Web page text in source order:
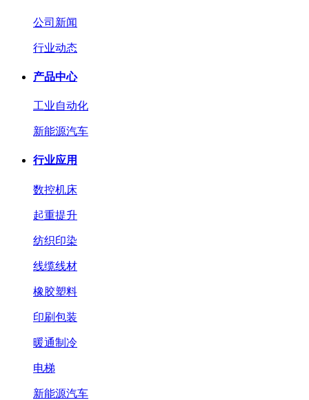
公司新闻
行业动态
产品中心
工业自动化
新能源汽车
行业应用
数控机床
起重提升
纺织印染
线缆线材
橡胶塑料
印刷包装
暖通制冷
电梯
新能源汽车